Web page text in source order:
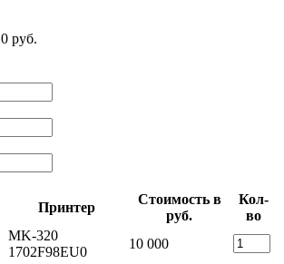
0 руб.
Принтер
Стоимость в
руб.
Кол-
во
MK-320
1702F98EU0
10 000